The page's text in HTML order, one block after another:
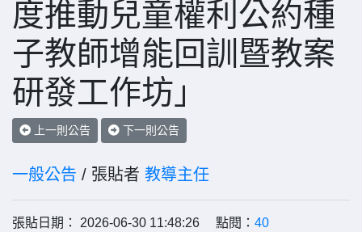
度推動兒童權利公約種
子教師增能回訓暨教案
研發工作坊」
上一則公告 下一則公告
一般公告 / 張貼者 教導主任
張貼日期： 2026-06-30 11:48:26 點閱： 40